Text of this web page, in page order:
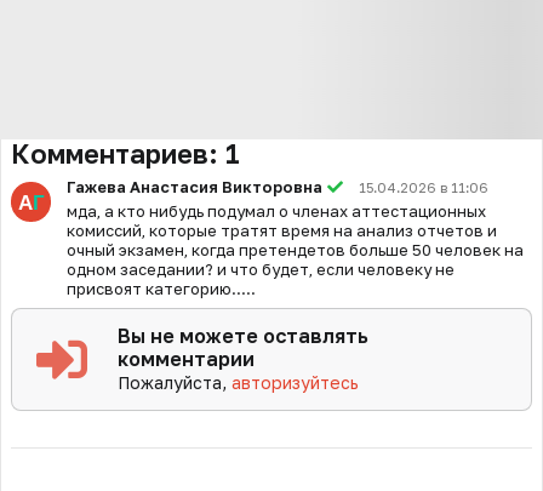
Комментариев: 1
Гажева Анастасия Викторовна 15.04.2026 в 11:06
мда, а кто нибудь подумал о членах аттестационных
комиссий, которые тратят время на анализ отчетов и
очный экзамен, когда претендетов больше 50 человек на
одном заседании? и что будет, если человеку не
присвоят категорию.....
Вы не можете оставлять
комментарии
Пожалуйста,авторизуйтесь